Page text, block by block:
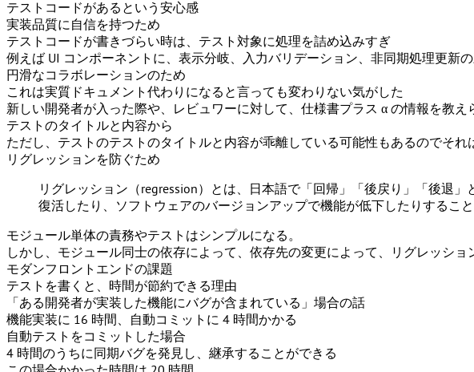
テストコードがあるという安心感
実装品質に自信を持つため
テストコードが書きづらい時は、テスト対象に処理を詰め込みすぎ
例えば UI コンポーネントに、表示分岐、入力バリデーション、非同期処理更
円滑なコラボレーションのため
これは実質ドキュメント代わりになると言っても変わりない気がした
新しい開発者が入った際や、レビュワーに対して、仕様書プラス α の情報を教え
テストのタイトルと内容から
ただし、テストのテストのタイトルと内容が乖離している可能性もあるのでそれ
リグレッションを防ぐため
リグレッション（regression）とは、日本語で「回帰」「後戻り」「後退
復活したり、ソフトウェアのバージョンアップで機能が低下したりすること
モジュール単体の責務やテストはシンプルになる。
しかし、モジュール同士の依存によって、依存先の変更によって、リグレッショ
モダンフロントエンドの課題
テストを書くと、時間が節約できる理由
「ある開発者が実装した機能にバグが含まれている」場合の話
機能実装に 16 時間、自動コミットに 4 時間かかる
自動テストをコミットした場合
4 時間のうちに同期バグを発見し、継承することができる